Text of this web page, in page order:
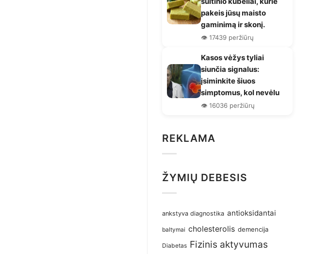
pakeis jūsų maisto
gaminimą ir skonį.
👁️ 17439 peržiūrų
Kasos vėžys tyliai
siunčia signalus:
įsiminkite šiuos
simptomus, kol nevėlu
👁️ 16036 peržiūrų
REKLAMA
ŽYMIŲ DEBESIS
ankstyva diagnostika antioksidantai
baltymai cholesterolis demencija
Diabetas Fizinis aktyvumas